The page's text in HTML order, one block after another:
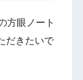
方眼ノート
だきたいで